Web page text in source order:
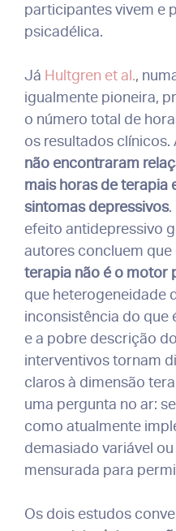
participantes vivem e
psicadélica.
Já Hultgren et al.,
igualmente pioneira,
o número total de
os resultados clínicos.
não encontraram
mais horas de terapia
sintomas depressivos.
efeito antidepressivo
autores concluem que
terapia não é o motor
que heterogeneidade
inconsistência do que
e a pobre descrição
interventivos tornam
claros à dimensão
uma pergunta no ar:
como atualmente
demasiado variável
mensurada para
Os dois estudos